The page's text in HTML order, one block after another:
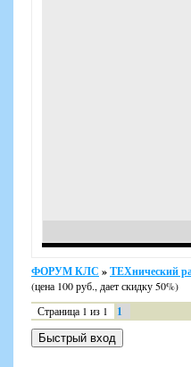
ФОРУМ КЛС »ТЕХнический
(цена 100 руб., дает скидку 50%)
Страница 1 из 1 1